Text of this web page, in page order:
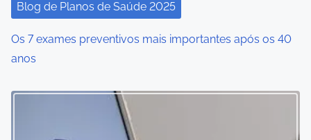
Blog de Planos de Saúde 2025
Os 7 exames preventivos mais importantes após os 40
anos